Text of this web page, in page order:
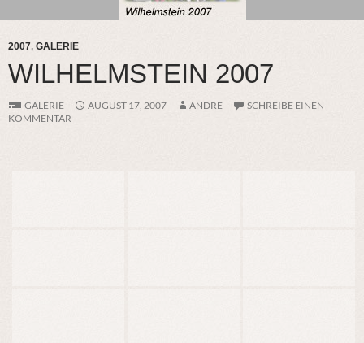
2007, GALERIE
WILHELMSTEIN 2007
GALERIE AUGUST 17, 2007 ANDRE
SCHREIBE EINEN
KOMMENTAR